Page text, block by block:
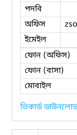
পদবি
অফিস
ইমেইল
ফোন (অফিস)
ফোন (বাসা)
মোবাইল
ভিকার্ড